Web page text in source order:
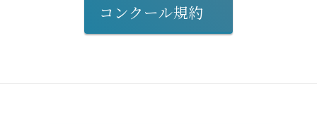
コンクール規約